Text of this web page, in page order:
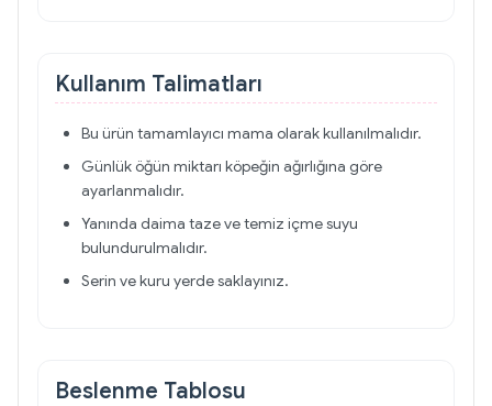
Kullanım Talimatları
Bu ürün tamamlayıcı mama olarak kullanılmalıdır.
Günlük öğün miktarı köpeğin ağırlığına göre
ayarlanmalıdır.
Yanında daima taze ve temiz içme suyu
bulundurulmalıdır.
Serin ve kuru yerde saklayınız.
Beslenme Tablosu